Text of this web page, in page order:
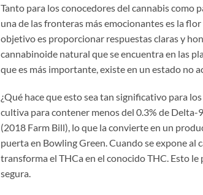
Tanto para los conocedores del cannabis como
una de las fronteras más emocionantes es la
objetivo es proporcionar respuestas claras y
cannabinoide natural que se encuentra en las
que es más importante, existe en un estado no
¿Qué hace que esto sea tan significativo para
cultiva para contener menos del 0.3% de
(2018 Farm Bill), lo que la convierte en un
puerta en Bowling Green. Cuando se expone
transforma el THCa en el conocido THC. Esto
segura.